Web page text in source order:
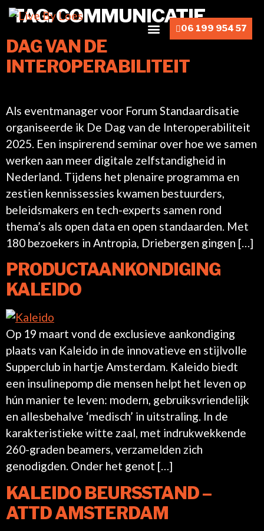
06 199 954 57
TAG:COMMUNICATIE
DAG VAN DE
INTEROPERABILITEIT
Als eventmanager voor Forum Standaardisatie
organiseerde ik De Dag van de Interoperabiliteit
2025. Een inspirerend seminar over hoe we samen
werken aan meer digitale zelfstandigheid in
Nederland. Tijdens het plenaire programma en
zestien kennissessies kwamen bestuurders,
beleidsmakers en tech-experts samen rond
thema’s als open data en open standaarden. Met
180 bezoekers in Antropia, Driebergen gingen […]
PRODUCTAANKONDIGING
KALEIDO
Op 19 maart vond de exclusieve aankondiging
plaats van Kaleido in de innovatieve en stijlvolle
Supperclub in hartje Amsterdam. Kaleido biedt
een insulinepomp die mensen helpt het leven op
hún manier te leven: modern, gebruiksvriendelijk
en allesbehalve ‘medisch’ in uitstraling. In de
karakteristieke witte zaal, met indrukwekkende
260-graden beamers, verzamelden zich
genodigden. Onder het genot […]
KALEIDO BEURSSTAND –
ATTD AMSTERDAM